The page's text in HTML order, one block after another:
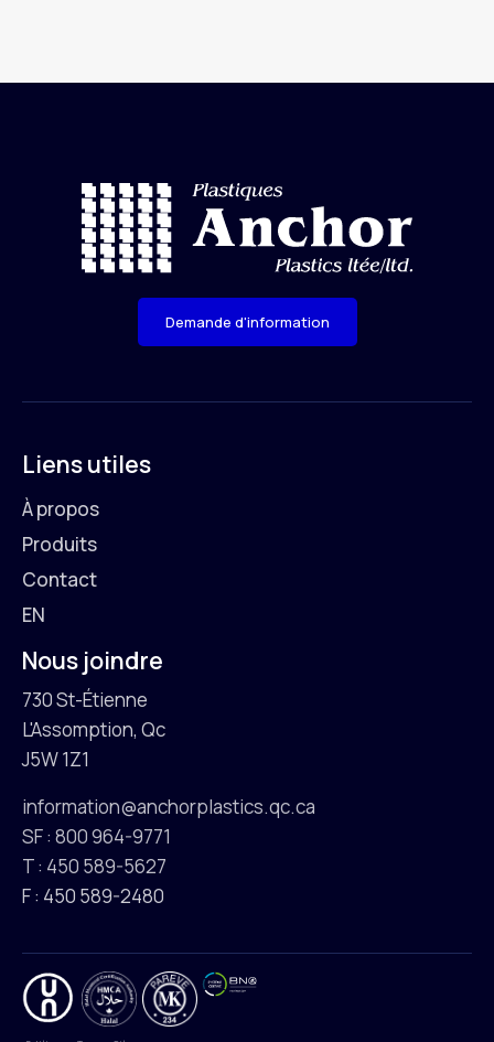
Demande d'information
Liens utiles
À propos
Produits
Contact
EN
Nous joindre
730 St-Étienne
L'Assomption, Qc
J5W 1Z1
information@anchorplastics.qc.ca
SF : 800 964-9771
T : 450 589-5627
F : 450 589-2480